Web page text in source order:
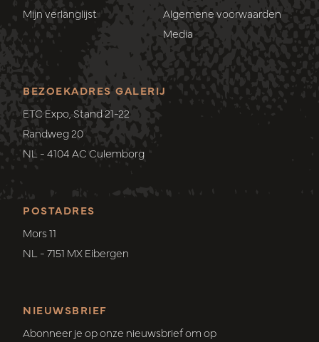
Mijn verlanglijst
Algemene voorwaarden
Media
POSTADRES
Mors 11
NL - 7151 MX Eibergen
BEZOEKADRES GALERIJ
ETC Expo, Stand 21-22
Randweg 20
NL - 4104 AC Culemborg
NIEUWSBRIEF
Abonneer je op onze nieuwsbrief om op